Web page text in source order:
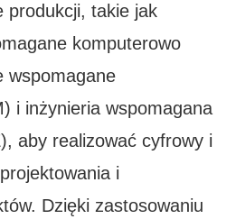
produkcji, takie jak
komputerowo
wspomagane
i inżynieria wspomagana
aby realizować cyfrowy i
i
Dzięki zastosowaniu